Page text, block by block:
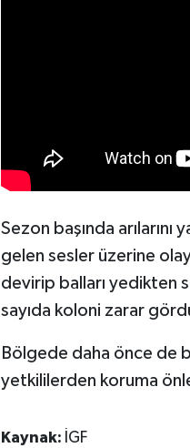
Sezon başında
gelen sesler üzerine
devirip balları yedikten
sayıda koloni zarar
Bölgede daha önce de
yetkililerden koruma
Kaynak: İGF